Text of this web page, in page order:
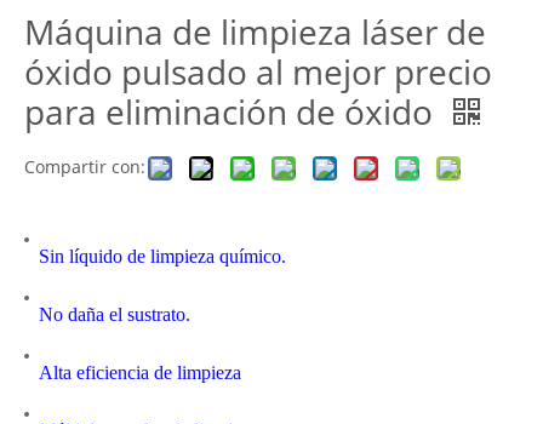
Máquina de limpieza láser de
óxido pulsado al mejor precio
para eliminación de óxido
Compartir con:
Sin líquido de limpieza químico.
No daña el sustrato.
Alta eficiencia de limpieza